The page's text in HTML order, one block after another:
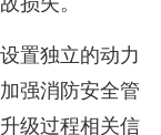
置独立的动力
强消防安全管
级过程相关信